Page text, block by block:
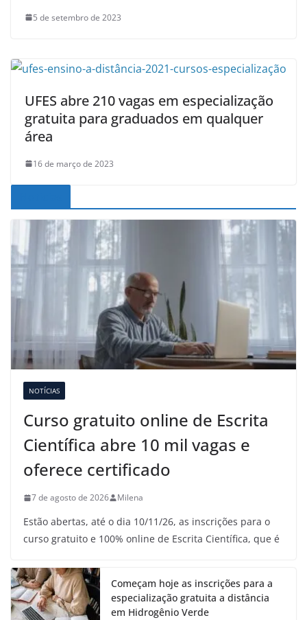
5 de setembro de 2023
UFES abre 210 vagas em especialização
gratuita para graduados em qualquer
área
16 de março de 2023
NOTÍCIAS
Curso gratuito online de Escrita
Científica abre 10 mil vagas e
oferece certificado
7 de agosto de 2026 Milena
Estão abertas, até o dia 10/11/26, as inscrições para o
curso gratuito e 100% online de Escrita Científica, que é
Começam hoje as inscrições para a
especialização gratuita a distância
em Hidrogênio Verde